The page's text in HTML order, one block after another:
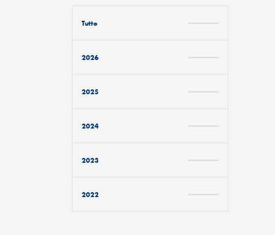
Tutto
2026
2025
2024
2023
2022